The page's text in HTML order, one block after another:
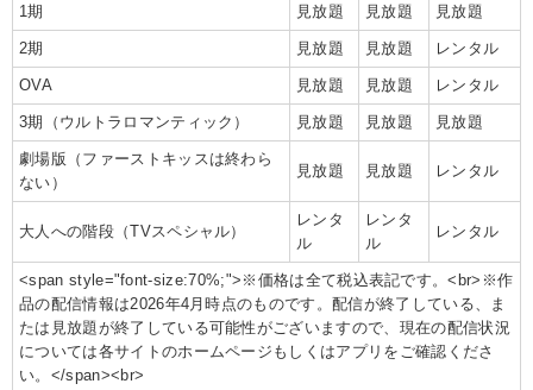
1期 見放題 見放題 見放題
2期 見放題 見放題 レンタル
OVA 見放題 見放題 レンタル
3期（ウルトラロマンティック） 見放題 見放題 見放題
劇場版（ファーストキッスは終わら
ない）
見放題 見放題 レンタル
大人への階段（TVスペシャル）
レンタ
ル
レンタ
ル
レンタル
<span style="font-size:70%;">※価格は全て税込表記です。<br>※作
品の配信情報は2026年4月時点のものです。配信が終了している、ま
たは見放題が終了している可能性がございますので、現在の配信状況
については各サイトのホームページもしくはアプリをご確認くださ
い。</span><br>